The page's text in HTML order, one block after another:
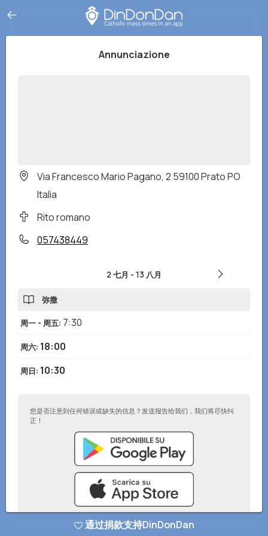
Annunciazione
Via Francesco Mario Pagano, 2 59100 Prato PO
Italia
Rito romano
057438449
2 七月 - 13 八月
弥撒
周一 - 周五: 7:30
周六: 18:00
周日: 10:30
您是否注意到任何错误或缺失的信息？发送报告给我们，我们将尽快纠
正！
通过捐款支持DinDonDan